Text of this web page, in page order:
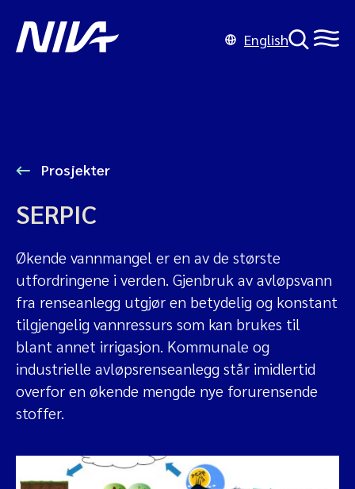
English
Prosjekter
SERPIC
Økende vannmangel er en av de største
utfordringene i verden. Gjenbruk av avløpsvann
fra renseanlegg utgjør en betydelig og konstant
tilgjengelig vannressurs som kan brukes til
blant annet irrigasjon. Kommunale og
industrielle avløpsrenseanlegg står imidlertid
overfor en økende mengde nye forurensende
stoffer.